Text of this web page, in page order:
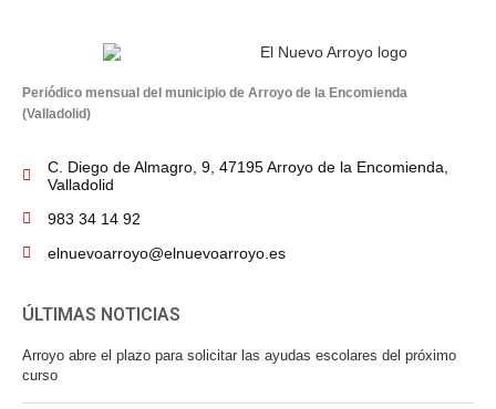
Periódico mensual del municipio de Arroyo de la Encomienda
(Valladolid)
C. Diego de Almagro, 9, 47195 Arroyo de la Encomienda,
Valladolid
983 34 14 92
elnuevoarroyo@elnuevoarroyo.es
ÚLTIMAS NOTICIAS
Arroyo abre el plazo para solicitar las ayudas escolares del próximo
curso